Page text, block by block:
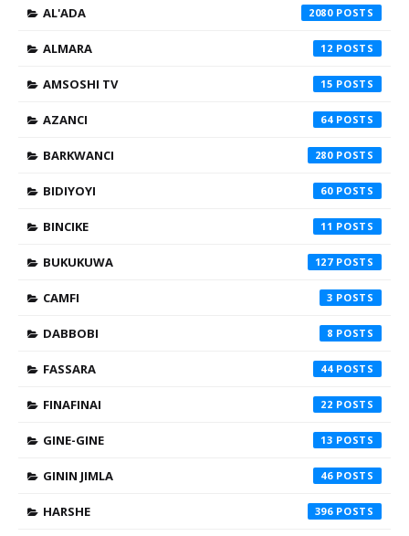
AL'ADA 2080
ALMARA 12
AMSOSHI TV 15
AZANCI 64
BARKWANCI 280
BIDIYOYI 60
BINCIKE 11
BUKUKUWA 127
CAMFI 3
DABBOBI 8
FASSARA 44
FINAFINAI 22
GINE-GINE 13
GININ JIMLA 46
HARSHE 396